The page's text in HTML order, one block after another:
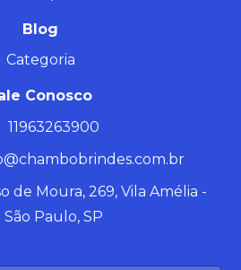
Blog
Categoria
Conosco
11963263900
de Moura, 269, Vila Amélia -
São Paulo, SP